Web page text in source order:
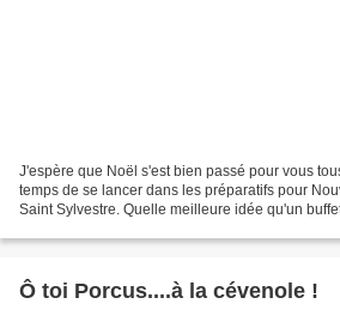
J'espère que Noël s'est bien passé pour vous
temps de se lancer dans les préparatifs pour
Saint Sylvestre. Quelle meilleure idée qu'un
Ô toi Porcus....à la cévenole !